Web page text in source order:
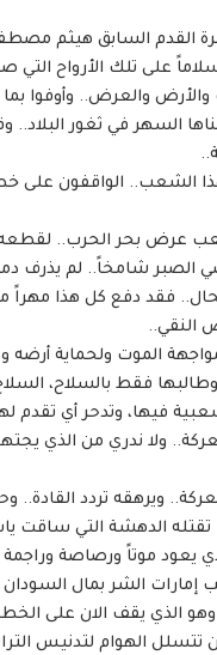
القدم السابق هيثم
على تلك الأرواح التي
والعرض.. وأوفوا بما
السهر في ثغور
الشعب.. الواقفون على
عرض بحر الحرب.. لقطعه
شامخاً.. لم يذرف
فقد دفع كل هذا مهراً
النقي..
الموت ولحماية
وطالبها فقط بالسلاح،
فيها، وتدحر أي
ولا ندري من الذي
ويرهقه تردد
تقتله الدهشة التي ساقت
يعود موتاً ورصاصة
إمارات الشر بمال
الذي يقف الان على
تتسلل الهوام لتدنيس